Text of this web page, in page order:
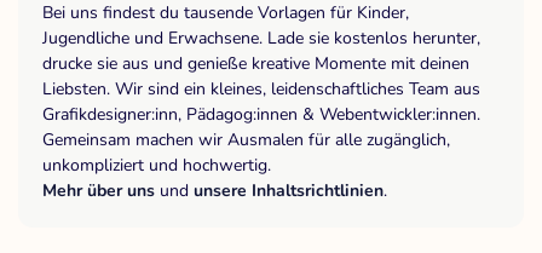
Bei uns findest du tausende Vorlagen für Kinder,
Jugendliche und Erwachsene. Lade sie kostenlos herunter,
drucke sie aus und genieße kreative Momente mit deinen
Liebsten. Wir sind ein kleines, leidenschaftliches Team aus
Grafikdesigner:inn, Pädagog:innen & Webentwickler:innen.
Gemeinsam machen wir Ausmalen für alle zugänglich,
unkompliziert und hochwertig.
Mehr über uns und unsere Inhaltsrichtlinien.